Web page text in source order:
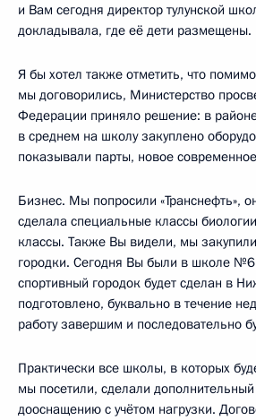
и Вам сегодня директор тулунской
докладывала, где её дети размещены.
Я бы хотел также отметить, что
мы договорились, Министерство
Федерации приняло решение: в
в среднем на школу закуплено
показывали парты, новое
Бизнес. Мы попросили «Транснефть»,
сделала специальные классы
классы. Также Вы видели, мы
городки. Сегодня Вы были в школе
спортивный городок будет сделан в
подготовлено, буквально в течение
работу завершим и последовательно
Практически все школы, в которых
мы посетили, сделали
дооснащению с учётом нагрузки.